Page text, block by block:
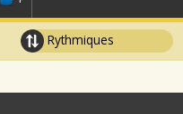
Rythmiques